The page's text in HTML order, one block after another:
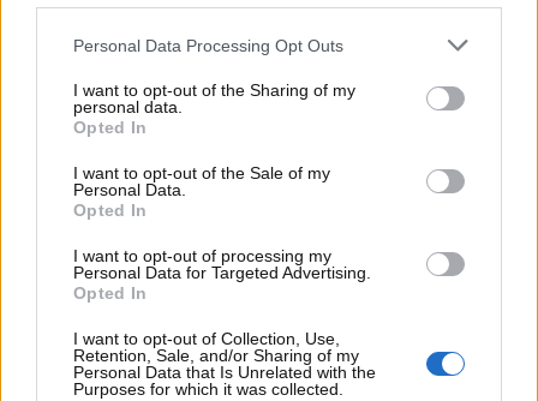
Personal Data Processing Opt Outs
I want to opt-out of the Sharing of my
personal data.
Opted In
I want to opt-out of the Sale of my
Personal Data.
Opted In
I want to opt-out of processing my
Personal Data for Targeted Advertising.
Opted In
I want to opt-out of Collection, Use,
Retention, Sale, and/or Sharing of my
Personal Data that Is Unrelated with the
Purposes for which it was collected.
(motorinews24.com)
La Polizia Provinciale ha reso pubblico il calendario
dei controlli, comunicando con trasparenza i giorni,
gli orari e i tratti precisi interessati dai rilevamenti
della velocità:
Lunedì 13 maggio 2025
i controlli saranno attivi sullaS.P. 43 Mezzina
tratto compreso tra ilkm 0+000 e il km 4+000